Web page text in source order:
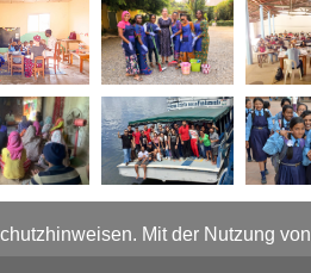
Mit der Nutzung von